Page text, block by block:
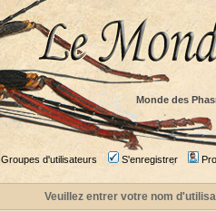
Monde des
Groupes d'utilisateurs S'enregistrer
Veuillez entrer votre nom